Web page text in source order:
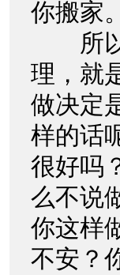
你搬家。
所以
理，就
做决定
样的话
很好吗
么不说
你这样
不安？